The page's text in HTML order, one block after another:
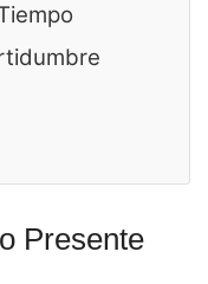
Presente